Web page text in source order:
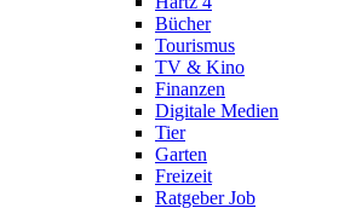
Bücher
Tourismus
TV & Kino
Finanzen
Digitale Medien
Tier
Garten
Freizeit
Ratgeber Job